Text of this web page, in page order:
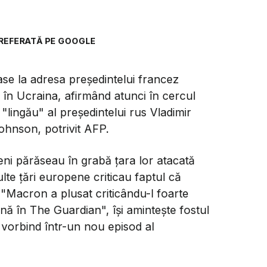
PE GOOGLE
la adresa preşedintelui francez
Ucraina, afirmând atunci în cercul
al preşedintelui rus Vladimir
potrivit AFP.
părăseau în grabă ţara lor atacată
ţări europene criticau faptul că
a plusat criticându-l foarte
în The Guardian", îşi aminteşte fostul
într-un nou episod al